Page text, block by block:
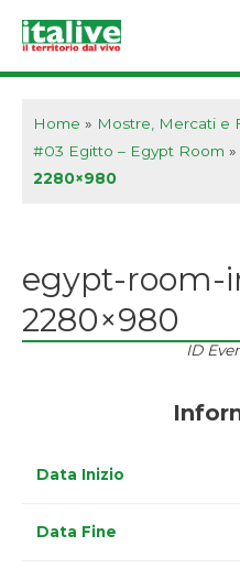
Home » Mostre, Mercati e
#03 Egitto – Egypt Room »
2280×980
egypt-room-
2280×980
ID
Data Inizio
Data Fine